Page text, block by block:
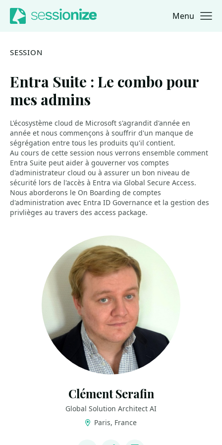
Jump to navigation
Jump to content Menu
SESSION
Entra Suite : Le combo pour
mes admins
L'écosystème cloud de Microsoft s'agrandit d'année en
année et nous commençons à souffrir d'un manque de
ségrégation entre tous les produits qu'il contient.
Au cours de cette session nous verrons ensemble comment
Entra Suite peut aider à gouverner vos comptes
d'administrateur cloud ou à assurer un bon niveau de
sécurité lors de l'accès à Entra via Global Secure Access.
Nous aborderons le On Boarding de comptes
d'administration avec Entra ID Governance et la gestion des
privlièges au travers des access package.
Clément Serafin
Global Solution Architect AI
Paris, France